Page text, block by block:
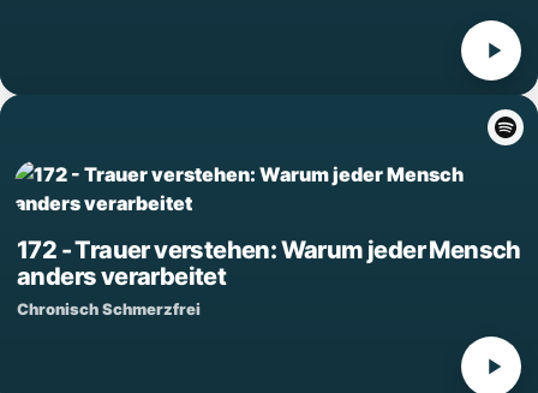
172 - Trauer verstehen: Warum jeder Mensch
anders verarbeitet
Chronisch Schmerzfrei